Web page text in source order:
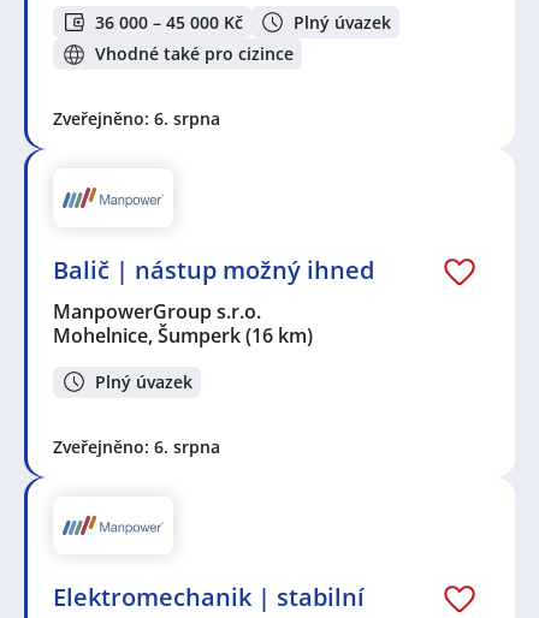
36 000 – 45 000 Kč
Plný úvazek
Vhodné také pro cizince
Zveřejněno: 6. srpna
Balič | nástup možný ihned
ManpowerGroup s.r.o.
Mohelnice, Šumperk(16 km)
Plný úvazek
Zveřejněno: 6. srpna
Elektromechanik | stabilní